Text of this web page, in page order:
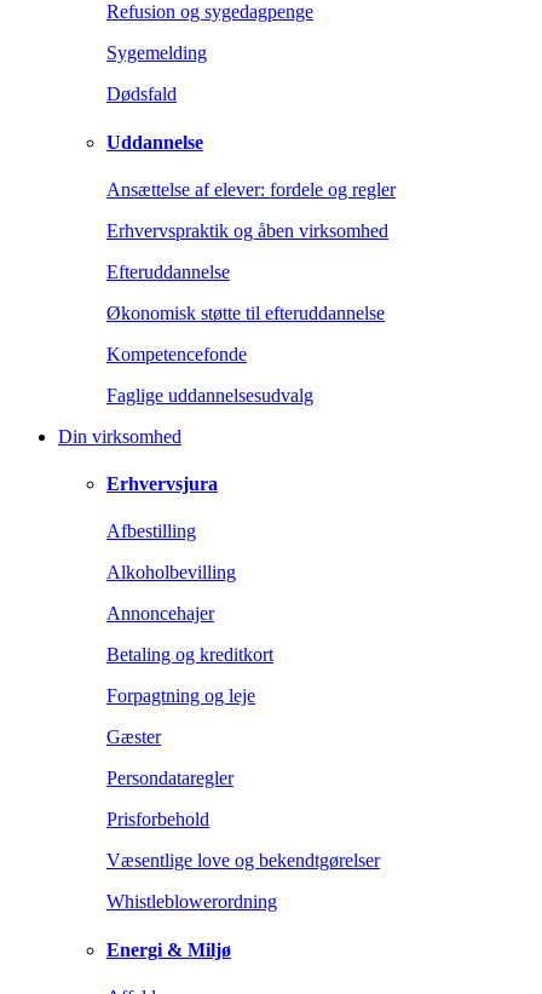
Refusion og sygedagpenge
Sygemelding
Dødsfald
Uddannelse
Ansættelse af elever: fordele og regler
Erhvervspraktik og åben virksomhed
Efteruddannelse
Økonomisk støtte til efteruddannelse
Kompetencefonde
Faglige uddannelsesudvalg
Din virksomhed
Erhvervsjura
Afbestilling
Alkoholbevilling
Annoncehajer
Betaling og kreditkort
Forpagtning og leje
Gæster
Persondataregler
Prisforbehold
Væsentlige love og bekendtgørelser
Whistleblowerordning
Energi & Miljø